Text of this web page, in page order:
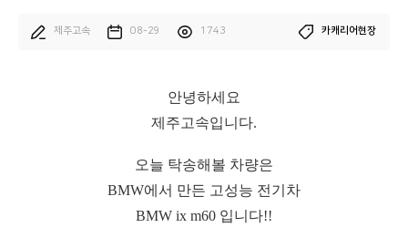
제주고속 08-29 1743 카캐리어현장
안녕하세요
제주고속입니다.
오늘 탁송해볼 차량은
BMW에서 만든 고성능 전기차
BMW ix m60 입니다!!